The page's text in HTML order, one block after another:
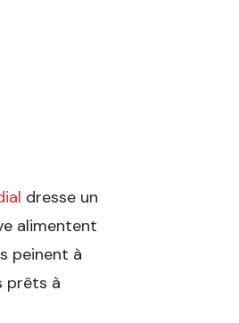
dresse un
alimentent
peinent à
prêts à